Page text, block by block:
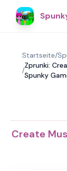
Startseite/
/
Zprunki:
Spunky
Create